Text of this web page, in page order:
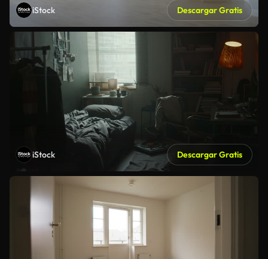
iStock Descargar Gratis
iStock Descargar Gratis